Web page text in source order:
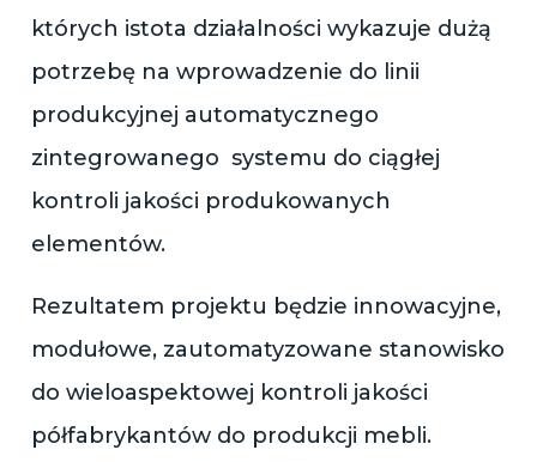
których istota działalności wykazuje dużą
potrzebę na wprowadzenie do linii
produkcyjnej automatycznego
zintegrowanego systemu do ciągłej
kontroli jakości produkowanych
elementów.
Rezultatem projektu będzie innowacyjne,
modułowe, zautomatyzowane stanowisko
do wieloaspektowej kontroli jakości
półfabrykantów do produkcji mebli.